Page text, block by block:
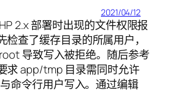
2021/04/12
2.x 部署时出现的文件权限报
检查了缓存目录的所属用户，
导致写入被拒绝。随后参考
求 app/tmp 目录需同时允许
命令行用户写入。通过编辑